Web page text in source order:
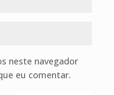
neste navegador
eu comentar.